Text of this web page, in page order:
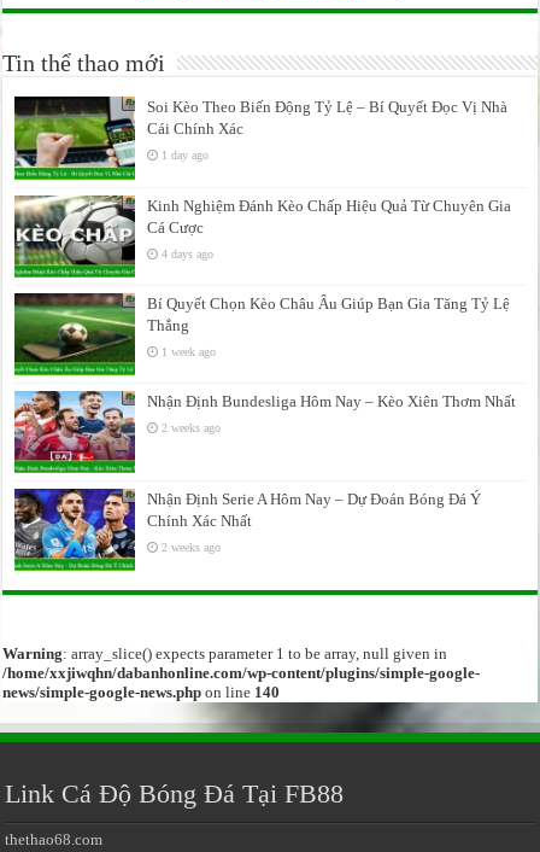
Tin thể thao mới
Soi Kèo Theo Biến Động Tỷ Lệ – Bí Quyết Đọc Vị Nhà
Cái Chính Xác
1 day ago
Kinh Nghiệm Đánh Kèo Chấp Hiệu Quả Từ Chuyên Gia
Cá Cược
4 days ago
Bí Quyết Chọn Kèo Châu Âu Giúp Bạn Gia Tăng Tỷ Lệ
Thắng
1 week ago
Nhận Định Bundesliga Hôm Nay – Kèo Xiên Thơm Nhất
2 weeks ago
Nhận Định Serie A Hôm Nay – Dự Đoán Bóng Đá Ý
Chính Xác Nhất
2 weeks ago
Warning: array_slice() expects parameter 1 to be array, null given in
/home/xxjiwqhn/dabanhonline.com/wp-content/plugins/simple-google-
news/simple-google-news.php on line 140
Link Cá Độ Bóng Đá Tại FB88
thethao68.com